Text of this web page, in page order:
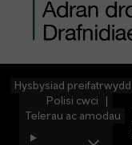
Hysbysiad preifatrwydd
Polisi cwci
Telerau ac amodau